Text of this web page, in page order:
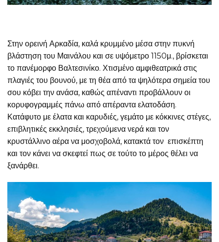
Στην ορεινή Αρκαδία, καλά κρυμμένο μέσα στην πυκνή
βλάστηση του Μαινάλου και σε υψόμετρο 1150μ., βρίσκεται
το πανέμορφο Βαλτεσινίκο. Χτισμένο αμφιθεατρικά στις
πλαγιές του βουνού, με τη θέα από τα ψηλότερα σημεία του
σου κόβει την ανάσα, καθώς απέναντι προβάλλουν οι
κορυφογραμμές πάνω από απέραντα ελατοδάση.
Κατάφυτο με έλατα και καρυδιές, γεμάτο με κόκκινες στέγες,
επιβλητικές εκκλησιές, τρεχούμενα νερά και τον
κρυστάλλινο αέρα να μοσχοβολά, κατακτά τον επισκέπτη
και τον κάνει να σκεφτεί πως σε τούτο το μέρος θέλει να
ξανάρθει.